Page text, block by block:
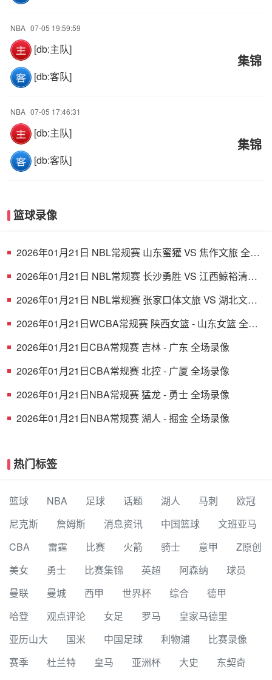
NBA 07-05 19:59:59
[db:主队]
[db:客队]
集锦
NBA 07-05 17:46:31
[db:主队]
[db:客队]
集锦
篮球录像
2026年01月21日 NBL常规赛 山东蜜獾 VS 焦作文旅 全场
2026年01月21日 NBL常规赛 长沙勇胜 VS 江西鲸裕清酒
2026年01月21日 NBL常规赛 张家口体文旅 VS 湖北文旅
2026年01月21日WCBA常规赛 陕西女篮 - 山东女篮 全场
2026年01月21日CBA常规赛 吉林 - 广东 全场录像
2026年01月21日CBA常规赛 北控 - 广厦 全场录像
2026年01月21日NBA常规赛 猛龙 - 勇士 全场录像
2026年01月21日NBA常规赛 湖人 - 掘金 全场录像
热门标签
篮球 NBA 足球 话题 湖人 马刺
欧冠
尼克斯
詹姆斯 消息资讯 中国篮球
文班亚马
CBA
雷霆 比赛 火箭 骑士 意甲
Z原创
美女
勇士 比赛集锦 英超 阿森纳
球员
曼联
曼城 西甲 世界杯 综合
德甲
哈登
观点评论 女足 罗马
皇家马德里
亚历山大
国米 中国足球 利物浦
比赛录像
赛季
杜兰特 皇马 亚洲杯 大史
东契奇